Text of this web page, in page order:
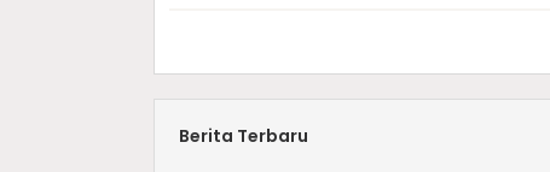
Berita Terbaru